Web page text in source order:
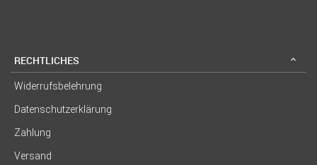
RECHTLICHES
Widerrufsbelehrung
Datenschutzerklärung
Zahlung
Versand